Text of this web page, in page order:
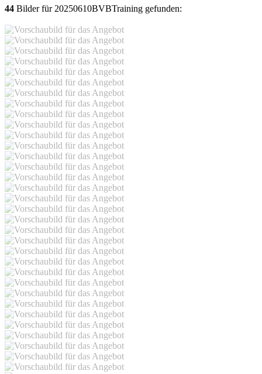
44 Bilder für 20250610BVBTraining gefunden: